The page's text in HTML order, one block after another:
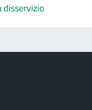
disservizio